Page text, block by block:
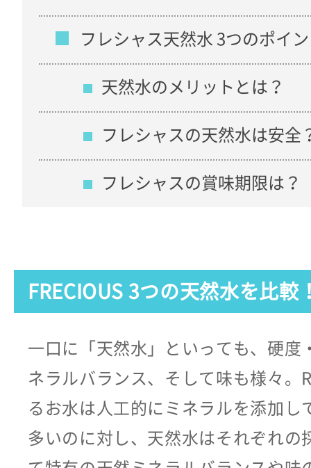
フレシャス天然水 3つのポイ
天然水のメリットとは？
フレシャスの天然水は安全
フレシャスの賞味期限は？
FRECIOUS 3つの天然水を比較
一口に「天然水」といっても、硬度
ネラルバランス、そして味も様々。
るお水は人工的にミネラルを添加し
多いのに対し、天然水はそれぞれの